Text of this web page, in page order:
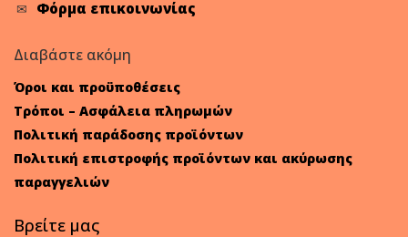
Φόρμα επικοινωνίας
Διαβάστε ακόμη
Όροι και προϋποθέσεις
Τρόποι – Ασφάλεια πληρωμών
Πολιτική παράδοσης προϊόντων
Πολιτική επιστροφής προϊόντων και ακύρωσης
παραγγελιών
Βρείτε μας